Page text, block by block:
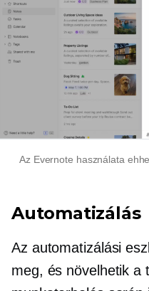
Az Evernote használata
Automatizálás
Az automatizálási
meg, és növelhetik a